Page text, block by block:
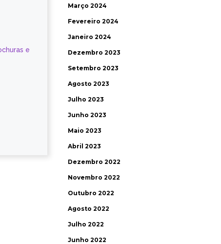
e
Março 2024
Fevereiro 2024
Janeiro 2024
Dezembro 2023
Setembro 2023
Agosto 2023
Julho 2023
Junho 2023
Maio 2023
Abril 2023
Dezembro 2022
Novembro 2022
Outubro 2022
Agosto 2022
Julho 2022
Junho 2022